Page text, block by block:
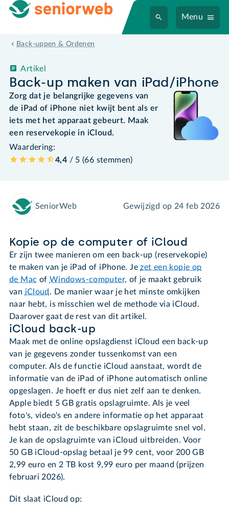
Menu
Back-uppen & Ordenen
Back-up maken van iPad/iPhone
Artikel
Zorg dat je belangrijke gegevens van
de iPad of iPhone niet kwijt bent als er
iets met het apparaat gebeurt. Maak
een reservekopie in iCloud.
Waardering:
4,4 / 5 (66 stemmen)
SeniorWeb Gewijzigd op 24 feb 2026
Kopie op de computer of iCloud
Er zijn twee manieren om een back-up (reservekopie)
te maken van je iPad of iPhone. Jezet een kopie op
de Mac of Windows-computer, of je maakt gebruik
van iCloud . De manier waar je het minste omkijken
naar hebt, is misschien wel de methode via iCloud.
Daarover gaat de rest van dit artikel.
iCloud back-up
Maak met de online opslagdienst iCloud een back-up
van je gegevens zonder tussenkomst van een
computer. Als de functie iCloud aanstaat, wordt de
informatie van de iPad of iPhone automatisch online
opgeslagen. Je hoeft er dus niet zelf aan te denken.
Apple biedt 5 GB gratis opslagruimte. Als je veel
foto's, video's en andere informatie op het apparaat
hebt staan, zit de beschikbare opslagruimte snel vol.
Je kan de opslagruimte van iCloud uitbreiden. Voor
50 GB iCloud-opslag betaal je 99 cent, voor 200 GB
2,99 euro en 2 TB kost 9,99 euro per maand (prijzen
februari 2026).
Dit slaat iCloud op: